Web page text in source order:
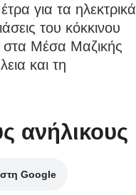
για τα ηλεκτρικά
του κόκκινου
στα Μέσα Μαζικής
και τη
ανήλικους
Google